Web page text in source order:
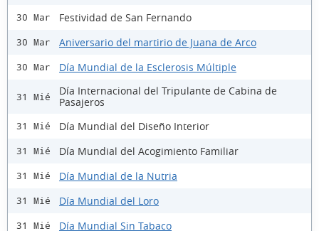
30 Mar Festividad de San Fernando
30 Mar Aniversario del martirio de Juana de Arco
30 Mar Día Mundial de la Esclerosis Múltiple
31 Mié
Día Internacional del Tripulante de Cabina de
Pasajeros
31 Mié Día Mundial del Diseño Interior
31 Mié Día Mundial del Acogimiento Familiar
31 Mié Día Mundial de la Nutria
31 Mié Día Mundial del Loro
31 Mié Día Mundial Sin Tabaco